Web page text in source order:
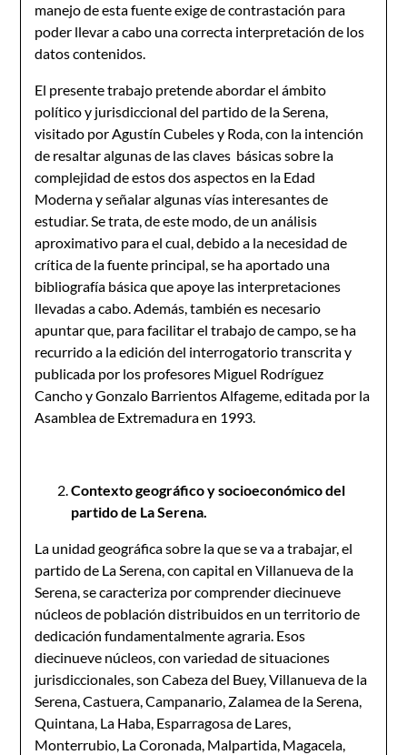
manejo de esta fuente exige de contrastación para
poder llevar a cabo una correcta interpretación de los
datos contenidos.
El presente trabajo pretende abordar el ámbito
político y jurisdiccional del partido de la Serena,
visitado por Agustín Cubeles y Roda, con la intención
de resaltar algunas de las claves básicas sobre la
complejidad de estos dos aspectos en la Edad
Moderna y señalar algunas vías interesantes de
estudiar. Se trata, de este modo, de un análisis
aproximativo para el cual, debido a la necesidad de
crítica de la fuente principal, se ha aportado una
bibliografía básica que apoye las interpretaciones
llevadas a cabo. Además, también es necesario
apuntar que, para facilitar el trabajo de campo, se ha
recurrido a la edición del interrogatorio transcrita y
publicada por los profesores Miguel Rodríguez
Cancho y Gonzalo Barrientos Alfageme, editada por la
Asamblea de Extremadura en 1993.
Contexto geográfico y socioeconómico del
partido de La Serena.
La unidad geográfica sobre la que se va a trabajar, el
partido de La Serena, con capital en Villanueva de la
Serena, se caracteriza por comprender diecinueve
núcleos de población distribuidos en un territorio de
dedicación fundamentalmente agraria. Esos
diecinueve núcleos, con variedad de situaciones
jurisdiccionales, son Cabeza del Buey, Villanueva de la
Serena, Castuera, Campanario, Zalamea de la Serena,
Quintana, La Haba, Esparragosa de Lares,
Monterrubio, La Coronada, Malpartida, Magacela,